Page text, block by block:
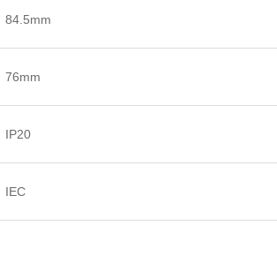
84.5mm
76mm
IP20
IEC